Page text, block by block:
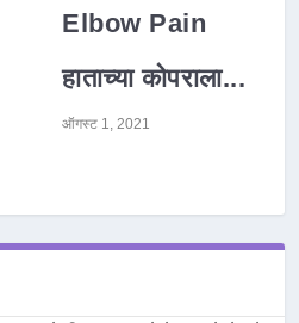
Elbow Pain
हाताच्या कोपराला...
ऑगस्ट 1, 2021